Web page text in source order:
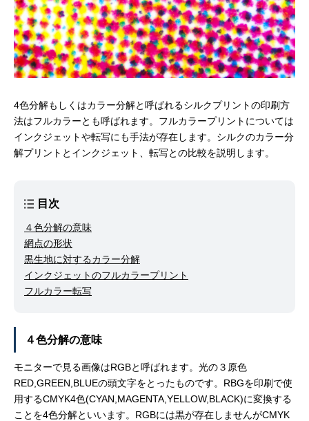
4色分解もしくはカラー分解と呼ばれるシルクプリントの印刷方
法はフルカラーとも呼ばれます。フルカラープリントについては
インクジェットや転写にも手法が存在します。シルクのカラー分
解プリントとインクジェット、転写との比較を説明します。
目次
４色分解の意味
網点の形状
黒生地に対するカラー分解
インクジェットのフルカラープリント
フルカラー転写
４色分解の意味
モニターで見る画像はRGBと呼ばれます。光の３原色
RED,GREEN,BLUEの頭文字をとったものです。RBGを印刷で使
用するCMYK4色(CYAN,MAGENTA,YELLOW,BLACK)に変換する
ことを4色分解といいます。RGBには黒が存在しませんがCMYK